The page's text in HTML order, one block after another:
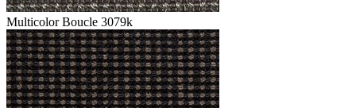
Multicolor Boucle 3079k